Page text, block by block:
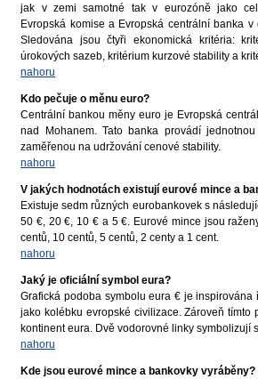
jak v zemi samotné tak v eurozóně jako
Evropská komise a Evropská centrální banka
Sledována jsou čtyři ekonomická kritéria:
úrokových sazeb, kritérium kurzové stability a
nahoru
Kdo pečuje o měnu euro?
Centrální bankou měny euro je Evropská
nad Mohanem. Tato banka provádí
zaměřenou na udržování cenové stability.
nahoru
V jakých hodnotách existují eurové mince a
Existuje sedm různých eurobankovek s
50 €, 20 €, 10 € a 5 €. Eurové mince jsou
centů, 10 centů, 5 centů, 2 centy a 1 cent.
nahoru
Jaký je oficiální symbol eura?
Grafická podoba symbolu eura € je
jako kolébku evropské civilizace. Zároveň
kontinent eura. Dvě vodorovné linky symbolizují
nahoru
Kde jsou eurové mince a bankovky vyráběny?